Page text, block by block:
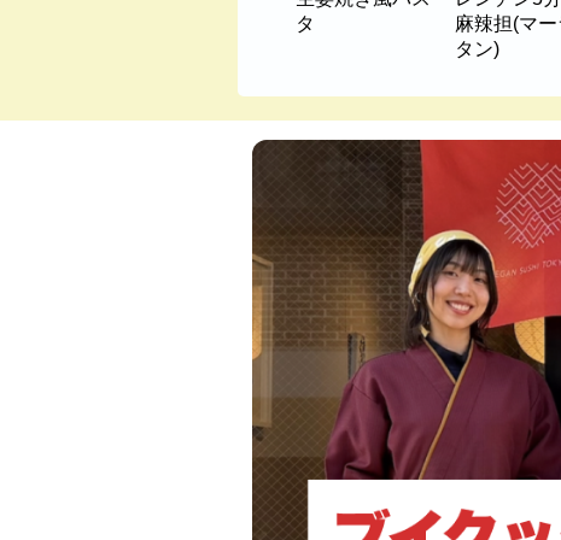
タ
麻辣担(マー
タン)